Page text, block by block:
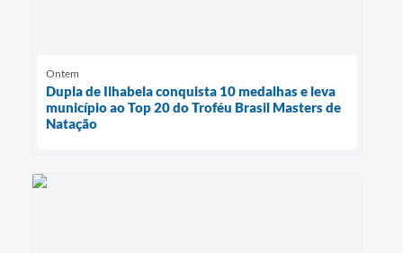
Ontem
Dupla de Ilhabela conquista 10 medalhas e leva
município ao Top 20 do Troféu Brasil Masters de
Natação